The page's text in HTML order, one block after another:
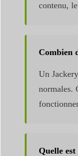
contenu,
Combien
Un
normales.
Quelle